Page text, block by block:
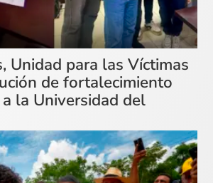
Unidad para las Víctimas
de fortalecimiento
la Universidad del